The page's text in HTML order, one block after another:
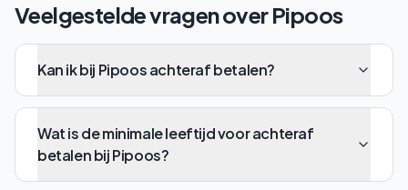
Veelgestelde vragen overPipoos
Kan ik bij Pipoos achteraf betalen?
Wat is de minimale leeftijd voor achteraf
betalen bij Pipoos?